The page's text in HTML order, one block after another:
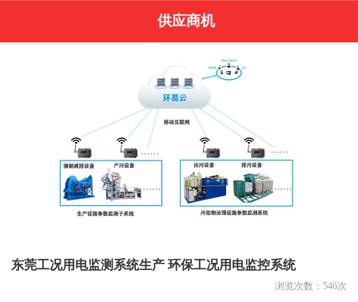
供应商机
东莞工况用电监测系统生产 环保工况用电监控系统
浏览次数： 546次